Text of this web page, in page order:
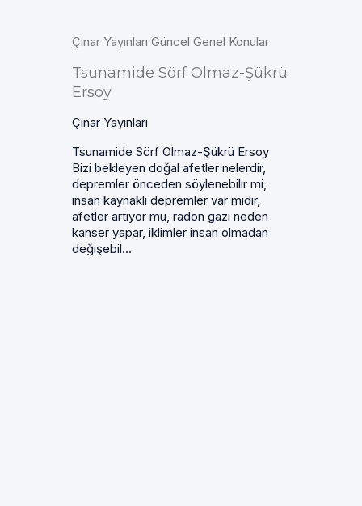
Çınar Yayınları Güncel Genel Konular
Tsunamide Sörf Olmaz-Şükrü
Ersoy
Çınar Yayınları
Tsunamide Sörf Olmaz-Şükrü Ersoy
Bizi bekleyen doğal afetler nelerdir,
depremler önceden söylenebilir mi,
insan kaynaklı depremler var mıdır,
afetler artıyor mu, radon gazı neden
kanser yapar, iklimler insan olmadan
değişebil...